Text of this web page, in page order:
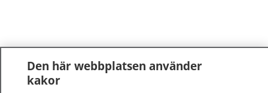
Den här webbplatsen använder
kakor